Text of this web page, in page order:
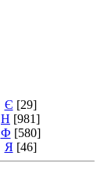
Є [29]
Н [981]
Ф [580]
Я [46]